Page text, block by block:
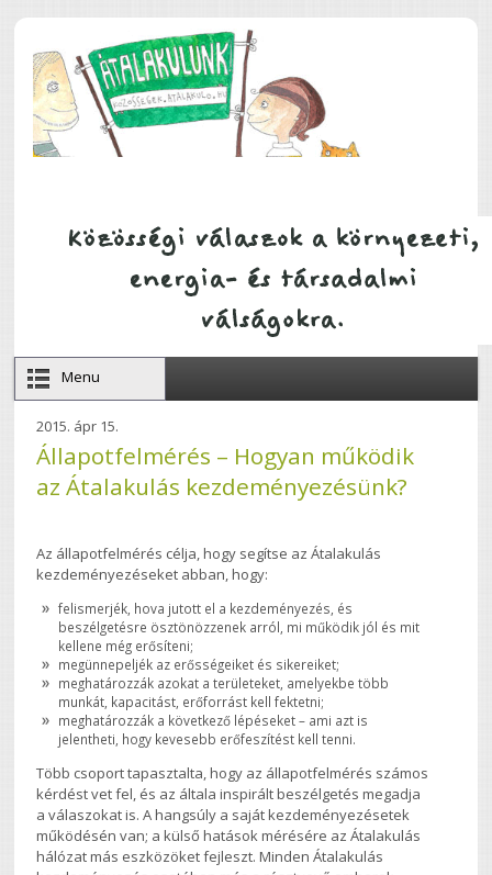
Menu
2015. ápr 15.
Állapotfelmérés – Hogyan működik
az Átalakulás kezdeményezésünk?
Az állapotfelmérés célja, hogy segítse az Átalakulás
kezdeményezéseket abban, hogy:
felismerjék, hova jutott el a kezdeményezés, és
beszélgetésre ösztönözzenek arról, mi működik jól és mit
kellene még erősíteni;
megünnepeljék az erősségeiket és sikereiket;
meghatározzák azokat a területeket, amelyekbe több
munkát, kapacitást, erőforrást kell fektetni;
meghatározzák a következő lépéseket – ami azt is
jelentheti, hogy kevesebb erőfeszítést kell tenni.
Több csoport tapasztalta, hogy az állapotfelmérés számos
kérdést vet fel, és az általa inspirált beszélgetés megadja
a válaszokat is. A hangsúly a saját kezdeményezésetek
működésén van; a külső hatások mérésére az Átalakulás
hálózat más eszközöket fejleszt. Minden Átalakulás